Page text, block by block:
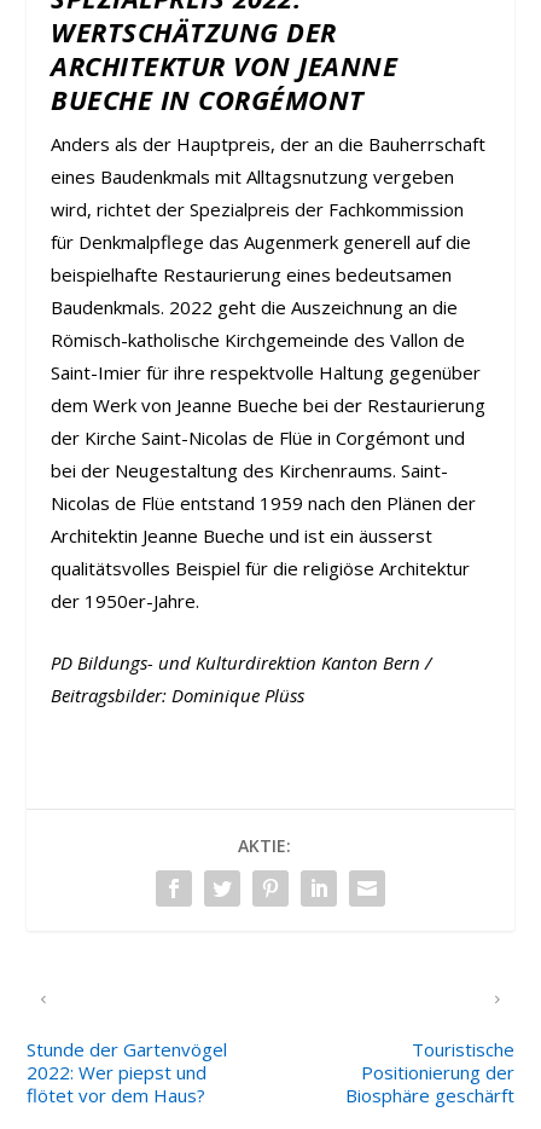
WERTSCHÄTZUNG DER
ARCHITEKTUR VON JEANNE
BUECHE IN CORGÉMONT
Anders als der Hauptpreis, der an die Bauherrschaft
eines Baudenkmals mit Alltagsnutzung vergeben
wird, richtet der Spezialpreis der Fachkommission
für Denkmalpflege das Augenmerk generell auf die
beispielhafte Restaurierung eines bedeutsamen
Baudenkmals. 2022 geht die Auszeichnung an die
Römisch-katholische Kirchgemeinde des Vallon de
Saint-Imier für ihre respektvolle Haltung gegenüber
dem Werk von Jeanne Bueche bei der Restaurierung
der Kirche Saint-Nicolas de Flüe in Corgémont und
bei der Neugestaltung des Kirchenraums. Saint-
Nicolas de Flüe entstand 1959 nach den Plänen der
Architektin Jeanne Bueche und ist ein äusserst
qualitätsvolles Beispiel für die religiöse Architektur
der 1950er-Jahre.
PD Bildungs- und Kulturdirektion Kanton Bern /
Beitragsbilder: Dominique Plüss
AKTIE:
Stunde der Gartenvögel
2022: Wer piepst und
flötet vor dem Haus?
Touristische
Positionierung der
Biosphäre geschärft